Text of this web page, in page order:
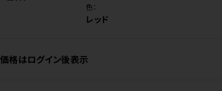
色：
レッド
価格はログイン後表示